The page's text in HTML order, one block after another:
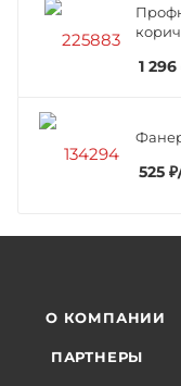
1 296
525 ₽
О КОМПАНИИ
ПАРТНЕРЫ